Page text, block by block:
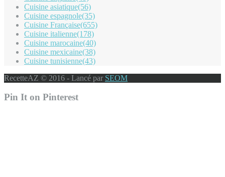
Cuisine asiatique(56)
Cuisine espagnole(35)
Cuisine Française(655)
Cuisine italienne(178)
Cuisine marocaine(40)
Cuisine mexicaine(38)
Cuisine tunisienne(43)
RecetteAZ © 2016 - Lancé par SEOM
Pin It on Pinterest